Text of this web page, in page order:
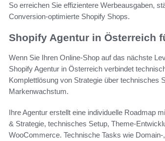
So erreichen Sie effizientere Werbeausgaben,
Conversion-optimierte Shopify Shops.
Shopify Agentur in Österreich
Wenn Sie Ihren Online-Shop auf das nächste
Shopify Agentur in Österreich verbindet
Komplettlösung von Strategie über technisches
Markenwachstum.
Ihre Agentur erstellt eine individuelle Roadmap
& Strategie, technisches Setup, Theme-
WooCommerce. Technische Tasks wie